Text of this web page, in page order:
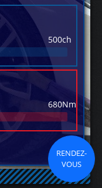
500ch
680Nm
RENDEZ-
VOUS